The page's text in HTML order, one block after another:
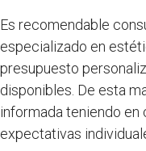
Es recomendable
especializado en
presupuesto
disponibles. De esta
informada teniendo
expectativas